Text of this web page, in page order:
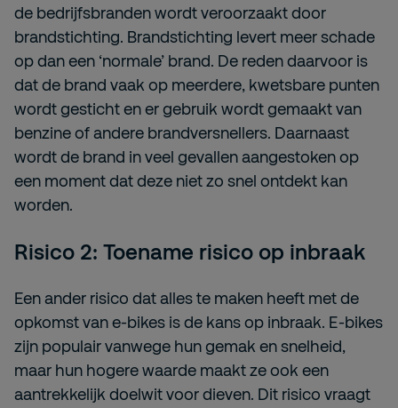
de bedrijfsbranden wordt veroorzaakt door
brandstichting. Brandstichting levert meer schade
op dan een ‘normale’ brand. De reden daarvoor is
dat de brand vaak op meerdere, kwetsbare punten
wordt gesticht en er gebruik wordt gemaakt van
benzine of andere brandversnellers. Daarnaast
wordt de brand in veel gevallen aangestoken op
een moment dat deze niet zo snel ontdekt kan
worden.
Risico 2: Toename risico op inbraak
Een ander risico dat alles te maken heeft met de
opkomst van e-bikes is de kans op inbraak. E-bikes
zijn populair vanwege hun gemak en snelheid,
maar hun hogere waarde maakt ze ook een
aantrekkelijk doelwit voor dieven. Dit risico vraagt